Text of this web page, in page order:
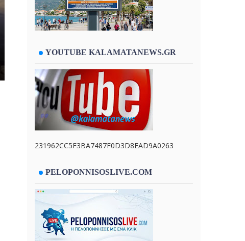
YOUTUBE KALAMATANEWS.GR
231962CC5F3BA7487F0D3D8EAD9A0263
PELOPONNISOSLIVE.COM